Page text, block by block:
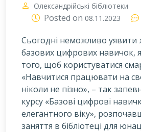
Олександрійські бібліотеки
Posted on 08.11.2023
Сьогодні неможливо уявити
базових цифрових навичок,
того, щоб користуватися
«Навчитися працювати на
ніколи не пізно», – так
курсу «Базові цифрові
елегантного віку»,
заняття в бібліотеці для